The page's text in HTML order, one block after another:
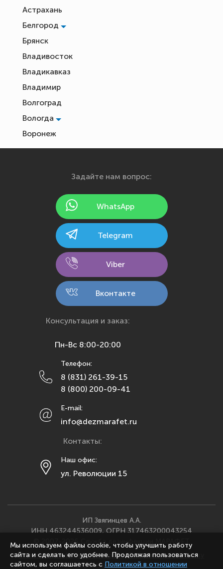
Астрахань
Белгород
Брянск
Владивосток
Владикавказ
Владимир
Волгоград
Вологда
Воронеж
Екатеринбург
Йошкар-Ола
Калининград
Кемерово
Кострома
Краснодар
Красноярск
Махачкала
Москва
Набережные Челны
Нижний Новгород
Новосибирск
Омск
Пенза
Рязань
Самара
Задайте нам вопрос:
WhatsApp
Telegram
Viber
Вконтакте
Консультация и заказ:
Пн-Вс 8:00-20:00
Телефон:
8 (831) 261-39-15
8 (800) 200-09-41
E-mail:
info@dezmarafet.ru
Контакты:
Наш офис:
ул. Революции 15
ИП Звягинцев А.А.
ИНН 463244536009, ОГРН 317463200043254
© 2007-2026 Служба дезинфекции МАРАФЕТ
Политика конфиденциальности ·Согласие на обработку
персональных данных
Мы используем файлы cookie, чтобы улучшить работу
сайта и сделать его удобнее. Продолжая пользоваться
сайтом, вы соглашаетесь с Политикой в отношении